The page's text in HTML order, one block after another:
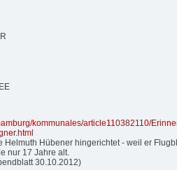
kommunales/article110382110/
Helmuth Hübener hingerichtet - weil er
nur 17 Jahre alt.
30.10.2012)